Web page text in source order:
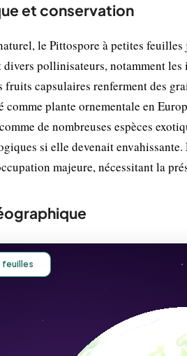
et conservation
le Pittospore à petites
pollinisateurs, notamment
capsulaires renferment des
plante ornementale en
de nombreuses espèces
si elle devenait envahissante.
majeure, nécessitant la